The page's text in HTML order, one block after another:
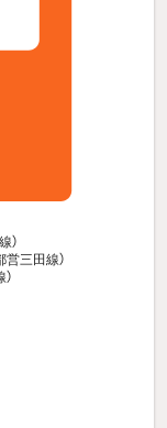
）
営三田線）